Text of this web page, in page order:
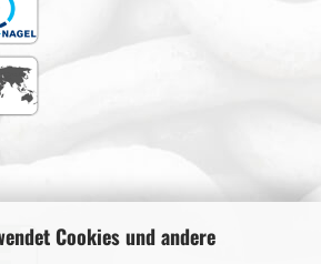
Cookies und andere